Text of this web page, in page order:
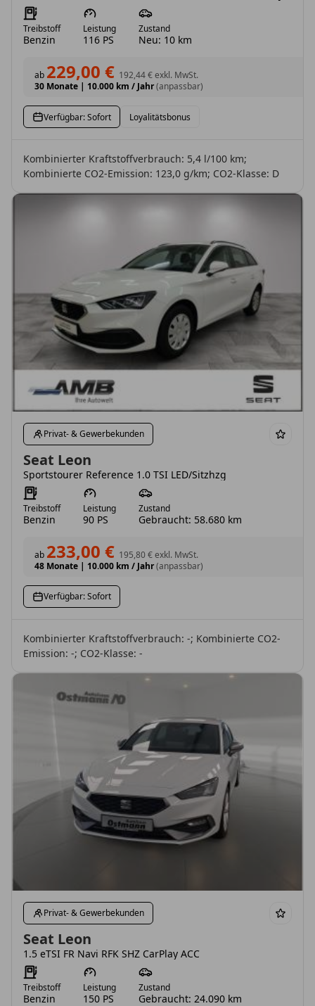
Treibstoff
Benzin
Leistung
116 PS
Zustand
Neu: 10 km
ab 229,00 € 192,44 €exkl. MwSt.
30 Monate | 10.000 km / Jahr(anpassbar)
Verfügbar: Sofort Loyalitätsbonus
Kombinierter Kraftstoffverbrauch: 5,4 l/100 km;
Kombinierte CO2-Emission: 123,0 g/km; CO2-Klasse: D
Privat- & Gewerbekunden
Seat Leon
Sportstourer Reference 1.0 TSI LED/Sitzhzg
Treibstoff
Benzin
Leistung
90 PS
Zustand
Gebraucht: 58.680 km
ab 233,00 € 195,80 €exkl. MwSt.
48 Monate | 10.000 km / Jahr(anpassbar)
Verfügbar: Sofort
Kombinierter Kraftstoffverbrauch: -; Kombinierte CO2-
Emission: -; CO2-Klasse: -
Privat- & Gewerbekunden
Seat Leon
1.5 eTSI FR Navi RFK SHZ CarPlay ACC
Treibstoff
Benzin
Leistung
150 PS
Zustand
Gebraucht: 24.090 km